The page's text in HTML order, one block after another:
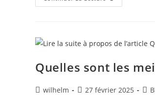
Quelles sont les
wilhelm 27 février 2025